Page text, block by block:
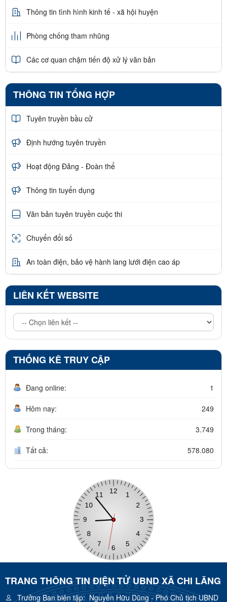
Thông tin tình hình kinh tế - xã hội huyện
Phòng chống tham nhũng
Các cơ quan chậm tiến độ xử lý văn bản
THÔNG TIN TỔNG HỢP
Tuyên truyền bầu cử
Định hướng tuyên truyền
Hoạt động Đảng - Đoàn thể
Thông tin tuyển dụng
Văn bản tuyên truyền cuộc thi
Chuyển đổi số
An toàn điện, bảo vệ hành lang lưới điện cao áp
LIÊN KẾT WEBSITE
THỐNG KÊ TRUY CẬP
Đang online: 1
Hôm nay: 249
Trong tháng: 3.749
Tất cả: 578.080
TRANG THÔNG TIN ĐIỆN TỬ UBND XÃ CHI LĂNG
Trưởng Ban biên tập:Nguyễn Hữu Dũng - Phó Chủ tịch UBND